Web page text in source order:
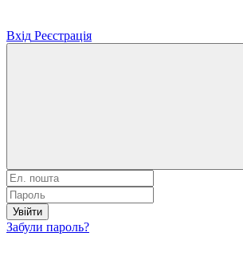
Вхід Реєстрація
Увійти
Забули пароль?